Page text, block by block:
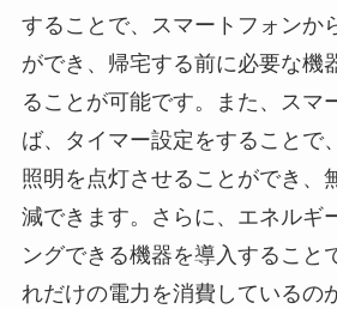
することで、スマートフォンか
ができ、帰宅する前に必要な機
ることが可能です。また、スマ
ば、タイマー設定をすることで
照明を点灯させることができ、
減できます。さらに、エネルギ
ングできる機器を導入すること
れだけの電力を消費しているの